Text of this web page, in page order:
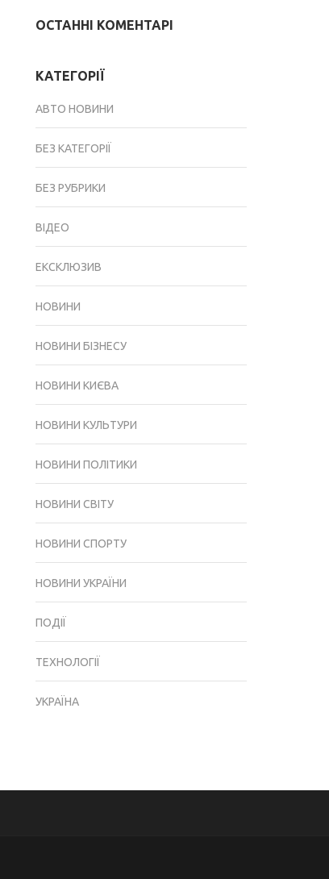
ОСТАННІ КОМЕНТАРІ
КАТЕГОРІЇ
АВТО НОВИНИ
БЕЗ КАТЕГОРІЇ
БЕЗ РУБРИКИ
ВІДЕО
ЕКСКЛЮЗИВ
НОВИНИ
НОВИНИ БІЗНЕСУ
НОВИНИ КИЄВА
НОВИНИ КУЛЬТУРИ
НОВИНИ ПОЛІТИКИ
НОВИНИ СВІТУ
НОВИНИ СПОРТУ
НОВИНИ УКРАЇНИ
ПОДІЇ
ТЕХНОЛОГІЇ
УКРАЇНА